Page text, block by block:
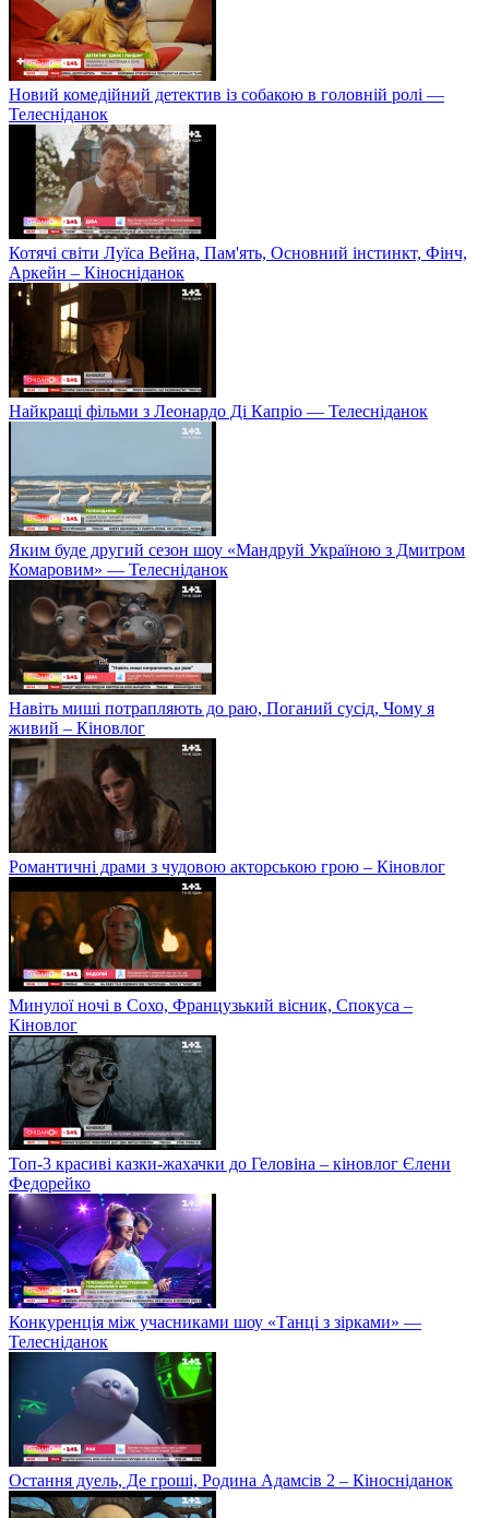
Новий комедійний детектив із собакою в головній ролі —
Телесніданок
Котячі світи Луїса Вейна, Пам'ять, Основний інстинкт, Фінч,
Аркейн – Кіносніданок
Найкращі фільми з Леонардо Ді Капріо — Телесніданок
Яким буде другий сезон шоу «Мандруй Україною з Дмитром
Комаровим» — Телесніданок
Навіть миші потрапляють до раю, Поганий сусід, Чому я
живий – Кіновлог
Романтичні драми з чудовою акторською грою – Кіновлог
Минулої ночі в Сохо, Французький вісник, Спокуса –
Кіновлог
Топ-3 красиві казки-жахачки до Геловіна – кіновлог Єлени
Федорейко
Конкуренція між учасниками шоу «Танці з зірками» —
Телесніданок
Остання дуель, Де гроші, Родина Адамсів 2 – Кіносніданок